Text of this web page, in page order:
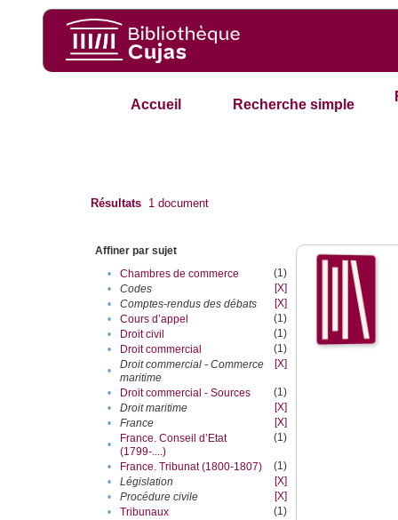
Accueil Recherche simple
Résultats 1 document
Affiner par sujet
•
Chambres de commerce
(1)
•
Codes
[X]
•
Comptes-rendus des débats
[X]
•
Cours d’appel
(1)
•
Droit civil
(1)
•
Droit commercial
(1)
•
Droit commercial - Commerce
maritime
[X]
• Droit commercial - Sources
(1)
•
Droit maritime
[X]
•
France
[X]
•
France. Conseil d’Etat
(1799-....)
(1)
• France. Tribunat (1800-1807)
(1)
•
Législation
[X]
•
Procédure civile
[X]
•
Tribunaux
(1)